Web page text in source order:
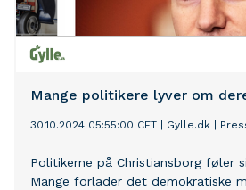
Mange politikere lyver om
30.10.2024 05:55:00 CET Gylle.dk
Politikerne på Christiansborg føler
Mange forlader det demokratiske